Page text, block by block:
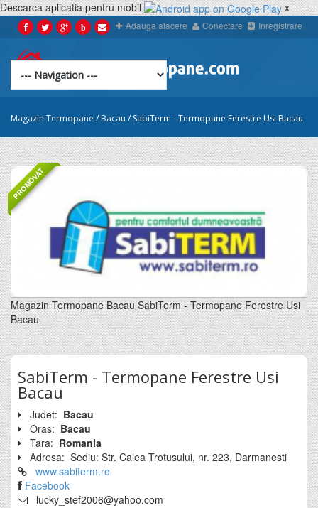
Descarca aplicatia pentru mobil x
b Adauga afacere Conectare Inregistrare
Magazin Termopane / Bacau / SabiTerm - Termopane Ferestre Usi Bacau
PROMOVAT
Magazin Termopane Bacau SabiTerm - Termopane Ferestre Usi
Bacau
SabiTerm - Termopane Ferestre Usi
Bacau
Judet: Bacau
Oras: Bacau
Tara: Romania
Adresa: Sediu: Str. Calea Trotusului, nr. 223, Darmanesti
www.sabiterm.ro
Facebook
lucky_stef2006@yahoo.com